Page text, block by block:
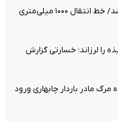
رینگ آبرسانی جنوب‌غرب شیراز تکمیل شد/ خط انتقال ۱۰۰۰ میلی‌متری
ایذه را لرزاند؛ خسارتی گزارش
مادر باردار چابهاری ورود